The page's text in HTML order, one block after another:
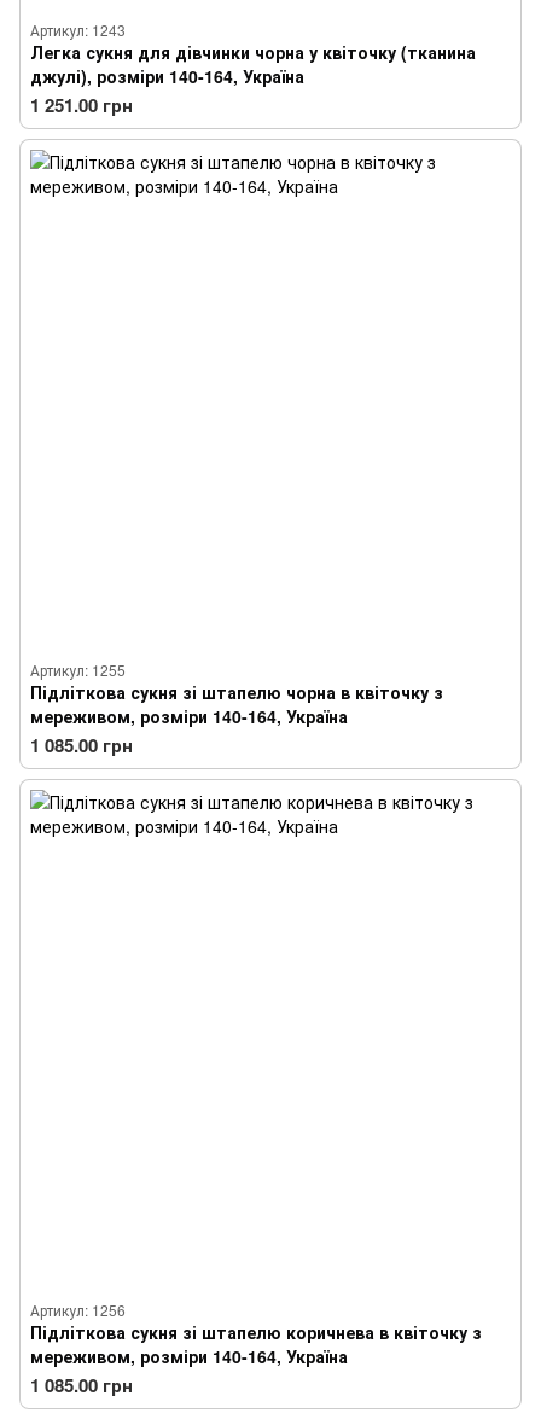
Артикул: 1243
Легка сукня для дівчинки чорна у квіточку (тканина
джулі), розміри 140-164, Україна
1 251.00 грн
Артикул: 1255
Підліткова сукня зі штапелю чорна в квіточку з
мереживом, розміри 140-164, Україна
1 085.00 грн
Артикул: 1256
Підліткова сукня зі штапелю коричнева в квіточку з
мереживом, розміри 140-164, Україна
1 085.00 грн